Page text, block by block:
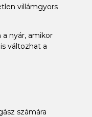
villámgyors
nyár, amikor
változhat a
számára